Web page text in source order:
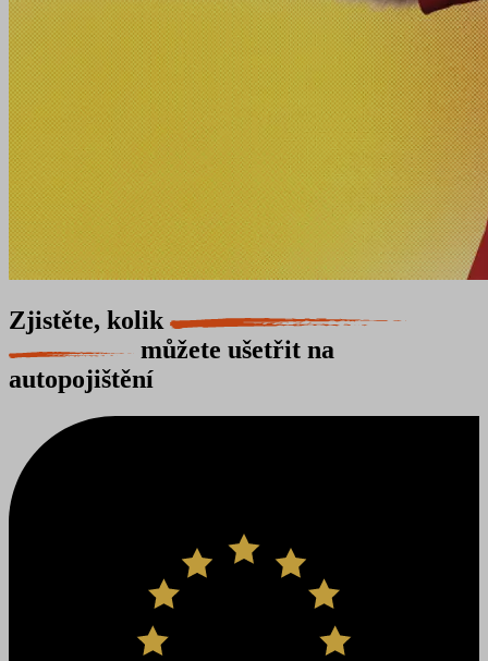
Zjistěte, kolik
můžete ušetřit na
autopojištění